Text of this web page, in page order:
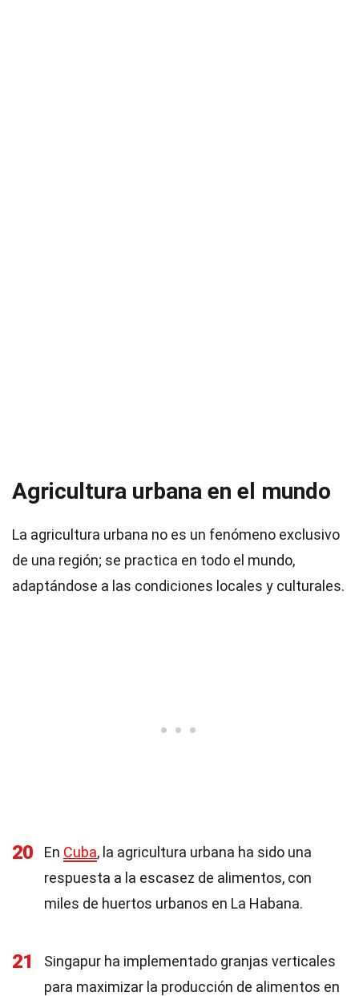
Agricultura urbana en el mundo
La agricultura urbana no es un fenómeno exclusivo
de una región; se practica en todo el mundo,
adaptándose a las condiciones locales y culturales.
20 En Cuba, la agricultura urbana ha sido una
respuesta a la escasez de alimentos, con
miles de huertos urbanos en La Habana.
21
Singapur ha implementado granjas verticales
para maximizar la producción de alimentos en